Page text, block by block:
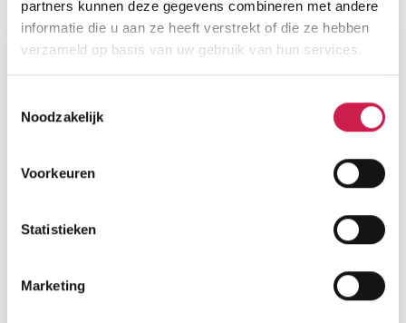
partners kunnen deze gegevens combineren met andere
informatie die u aan ze heeft verstrekt of die ze hebben
verzameld op basis van uw gebruik van hun services.
Noodzakelijk
Voorkeuren
Statistieken
Marketing
Plattegronden